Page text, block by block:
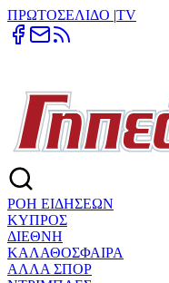
ΠΡΩΤΟΣΕΛΙΔΟ |TV
ΡΟΗ ΕΙΔΗΣΕΩΝ
ΚΥΠΡΟΣ
ΔΙΕΘΝΗ
ΚΑΛΑΘΟΣΦΑΙΡΑ
ΑΛΛΑ ΣΠΟΡ